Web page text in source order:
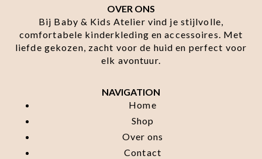
OVER ONS
Bij Baby & Kids Atelier vind je stijlvolle,
comfortabele kinderkleding en accessoires. Met
liefde gekozen, zacht voor de huid en perfect voor
elk avontuur.
NAVIGATION
Home
Shop
Over ons
Contact